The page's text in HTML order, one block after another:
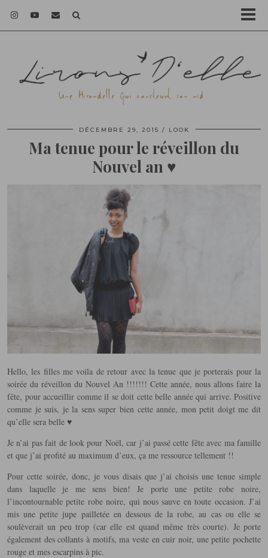
DÉCEMBRE 29, 2015 LOOK
Ma tenue pour le réveillon du
Nouvel an ♥
Hello, les filles me voila de retour avec la tenue que je porterais pour la
soirée du réveillon du Nouvel An !!!!!!! Cette année, nous allons faire la
fête, pour accueillir comme il se doit cette belle année qui arrive. Positive
comme je suis, je la sens super bien cette année, mon petit doigt me dit
qu’elle sera belle ♥
Je n’ai pas fait de look pour Noël, car j’ai passé cette fête avec ma famille
et que j’ai profité au maximum d’eux, ça me ressource tellement !!
Pour cette soirée, donc, je vous disais que j’ai choisis une tenue simple
dans laquelle je me sens bien! Je porte une petite robe noire,
l’incontournable petite robe noire, qui nous sauve en toute occasion. J’ai
mis une petite jupe pailletée en dessous de la robe, au cas ou elle se
soulèverait un peu trop (car elle est quand même très courte). Je porte
également des collants à motifs, ma veste en cuir noir, une petite pochette
rouge et mes escarpins à pic.